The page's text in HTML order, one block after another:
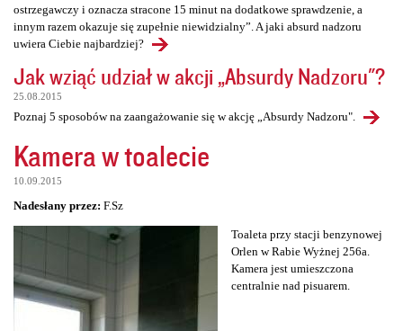
ostrzegawczy i oznacza stracone 15 minut na dodatkowe sprawdzenie, a
innym razem okazuje się zupełnie niewidzialny”. A jaki absurd nadzoru
uwiera Ciebie najbardziej?
Jak wziąć udział w akcji „Absurdy Nadzoru"?
25.08.2015
Poznaj 5 sposobów na zaangażowanie się w akcję „Absurdy Nadzoru".
Kamera w toalecie
10.09.2015
Nadesłany przez: F.Sz
Toaleta przy stacji benzynowej
Orlen w Rabie Wyżnej 256a.
Kamera jest umieszczona
centralnie nad pisuarem.